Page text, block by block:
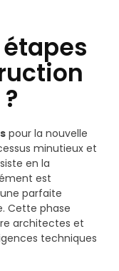
pour la nouvelle
minutieux et
en la
est
parfaite
Cette phase
architectes et
techniques